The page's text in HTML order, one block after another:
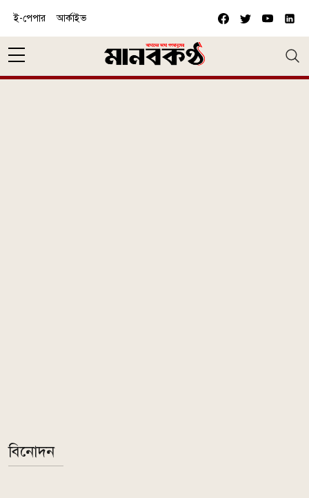
ই-পেপার আর্কাইভ
বিনোদন